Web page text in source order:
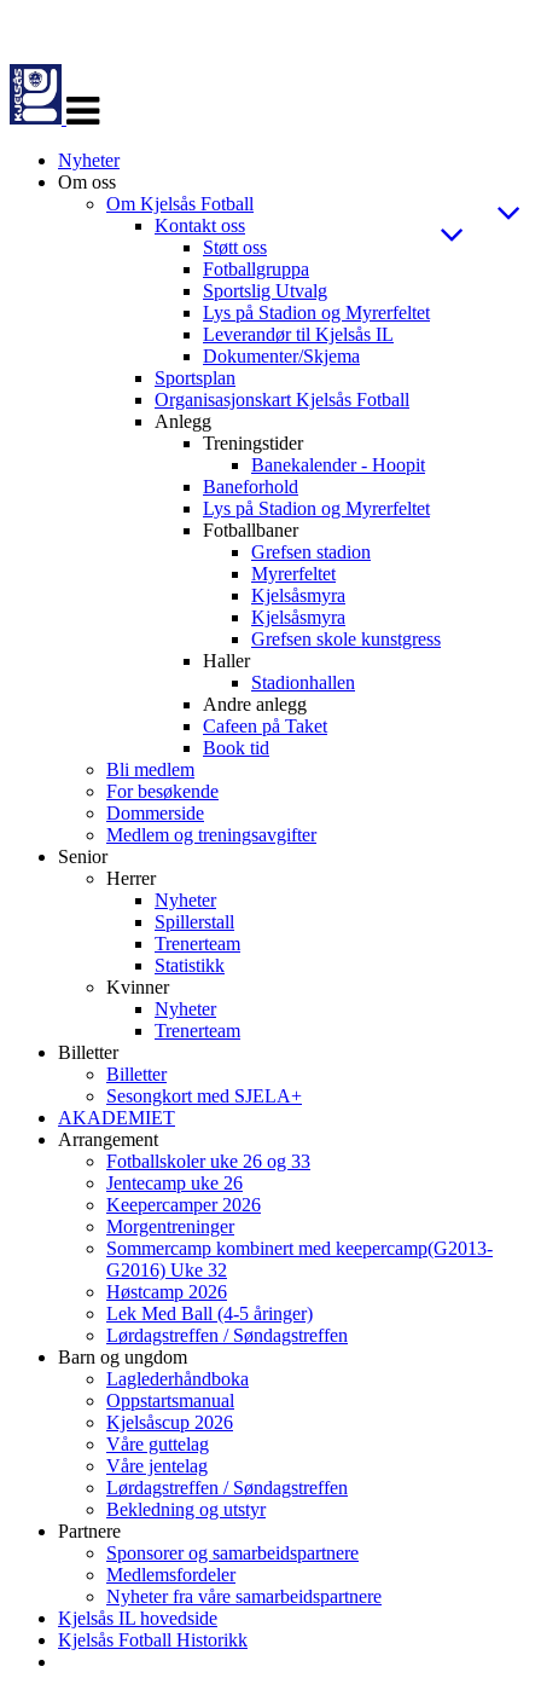
navigasjon
Nyheter
Om oss
Om Kjelsås Fotball
Kontakt oss
Støtt oss
Fotballgruppa
Sportslig Utvalg
Lys på Stadion og Myrerfeltet
Leverandør til Kjelsås IL
Dokumenter/Skjema
Sportsplan
Organisasjonskart Kjelsås Fotball
Anlegg
Treningstider
Banekalender - Hoopit
Baneforhold
Lys på Stadion og Myrerfeltet
Fotballbaner
Grefsen stadion
Myrerfeltet
Kjelsåsmyra
Kjelsåsmyra
Grefsen skole kunstgress
Haller
Stadionhallen
Andre anlegg
Cafeen på Taket
Book tid
Bli medlem
For besøkende
Dommerside
Medlem og treningsavgifter
Senior
Herrer
Nyheter
Spillerstall
Trenerteam
Statistikk
Kvinner
Nyheter
Trenerteam
Billetter
Billetter
Sesongkort med SJELA+
AKADEMIET
Arrangement
Fotballskoler uke 26 og 33
Jentecamp uke 26
Keepercamper 2026
Morgentreninger
Sommercamp kombinert med keepercamp(G2013-
G2016) Uke 32
Høstcamp 2026
Lek Med Ball (4-5 åringer)
Lørdagstreffen / Søndagstreffen
Barn og ungdom
Laglederhåndboka
Oppstartsmanual
Kjelsåscup 2026
Våre guttelag
Våre jentelag
Lørdagstreffen / Søndagstreffen
Bekledning og utstyr
Partnere
Sponsorer og samarbeidspartnere
Medlemsfordeler
Nyheter fra våre samarbeidspartnere
Kjelsås IL hovedside
Kjelsås Fotball Historikk